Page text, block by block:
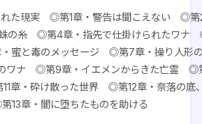
れた現実 ◎第1章・警告は聞こえない ◎第
の糸 ◎第4章・指先で仕掛けられたワ
蜜と毒のメッセージ ◎第7章・操り人形
ワナ ◎第9章・イエメンからきた亡霊 ◎
章・砕け散った世界 ◎第12章・奈落の底
13章・闇に堕ちたものを助ける